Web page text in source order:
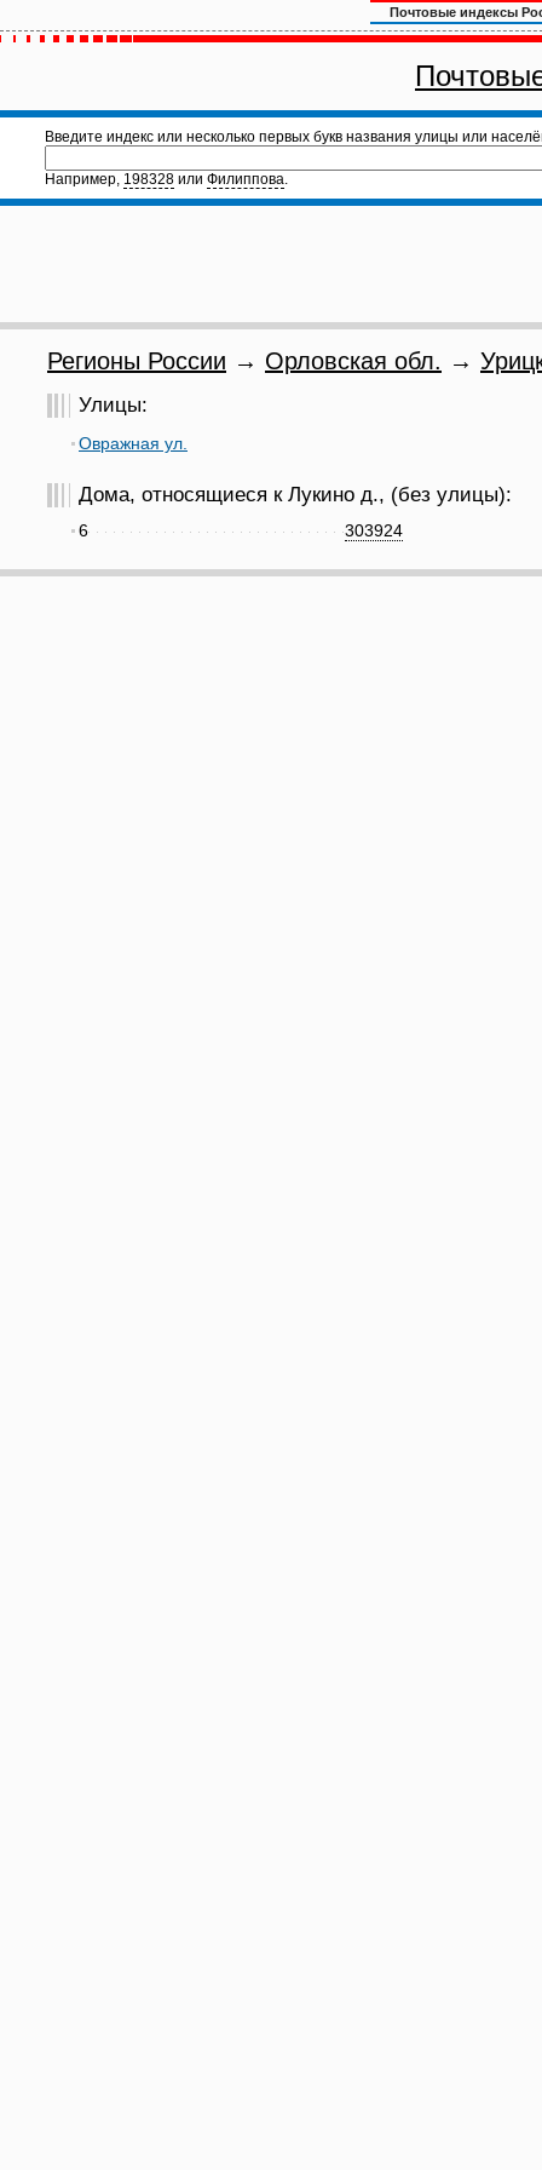
Почтовые индексы
Введите индекс или несколько первых букв названия улицы или
Например, 198328 или Филиппова.
Регионы России → Орловская обл. →
Улицы:
Овражная ул.
Дома, относящиеся к Лукино д., (без улицы):
303924
6